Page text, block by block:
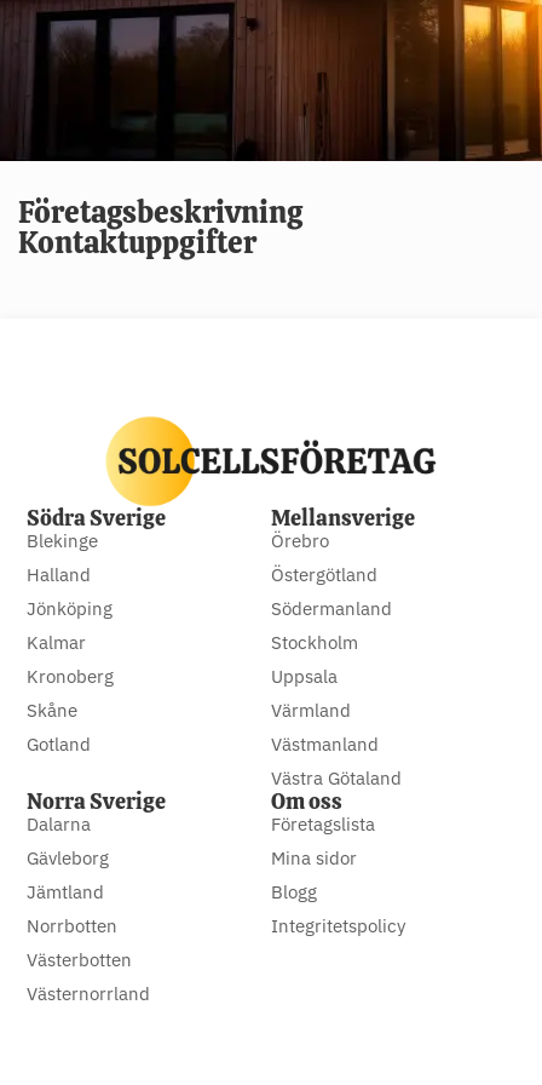
Företagsbeskrivning
Kontaktuppgifter
Södra Sverige
Blekinge
Halland
Jönköping
Kalmar
Kronoberg
Skåne
Gotland
Mellansverige
Örebro
Östergötland
Södermanland
Stockholm
Uppsala
Värmland
Västmanland
Västra Götaland
Norra Sverige
Dalarna
Gävleborg
Jämtland
Norrbotten
Västerbotten
Västernorrland
Om oss
Företagslista
Mina sidor
Blogg
Integritetspolicy